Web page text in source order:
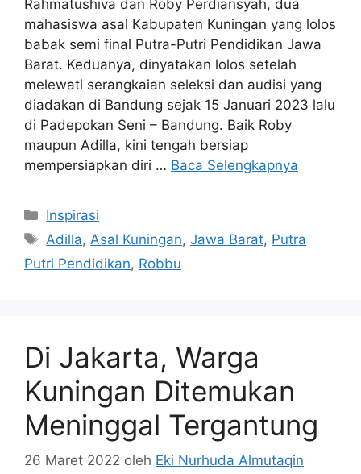
Rahmatushiva dan Roby Perdiansyah, dua
mahasiswa asal Kabupaten Kuningan yang lolos
babak semi final Putra-Putri Pendidikan Jawa
Barat. Keduanya, dinyatakan lolos setelah
melewati serangkaian seleksi dan audisi yang
diadakan di Bandung sejak 15 Januari 2023 lalu
di Padepokan Seni – Bandung. Baik Roby
maupun Adilla, kini tengah bersiap
mempersiapkan diri … Baca Selengkapnya
Kategori
Inspirasi
Tag
Adilla, Asal Kuningan,Jawa Barat, Putra
Putri Pendidikan, Robbu
Di Jakarta, Warga
Kuningan Ditemukan
Meninggal Tergantung
26 Maret 2022 oleh Eki Nurhuda Almutaqin